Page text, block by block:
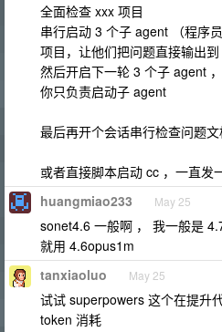
全面检查 xxx 项目
串行启动 3 个子 agent （程序
项目，让他们把问题直接输出
然后开启下一轮 3 个子 agent
你只负责启动子 agent
最后再开个会话串行检查问题
或者直接脚本启动 cc ，一直发
huangmiao233 May 25
sonet4.6 一般啊 ， 我一般是
就用 4.6opus1m
tanxiaoluo May 25
试试 superpowers 这个在提升
token 消耗